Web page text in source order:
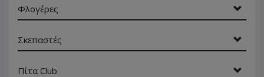
Φλογέρες
Σκεπαστές
Πίτα Club